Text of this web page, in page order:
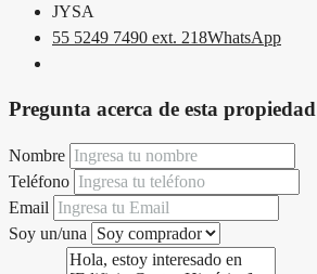
JYSA
55 5249 7490 ext. 218WhatsApp
Pregunta acerca de esta propiedad
Nombre
Teléfono
Email
Soy un/una